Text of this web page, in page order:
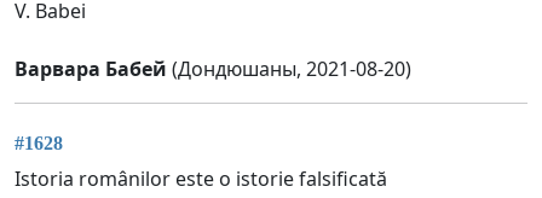
V. Babei
Варвара Бабей (Дондюшаны, 2021-08-20)
#1628
Istoria românilor este o istorie falsificată